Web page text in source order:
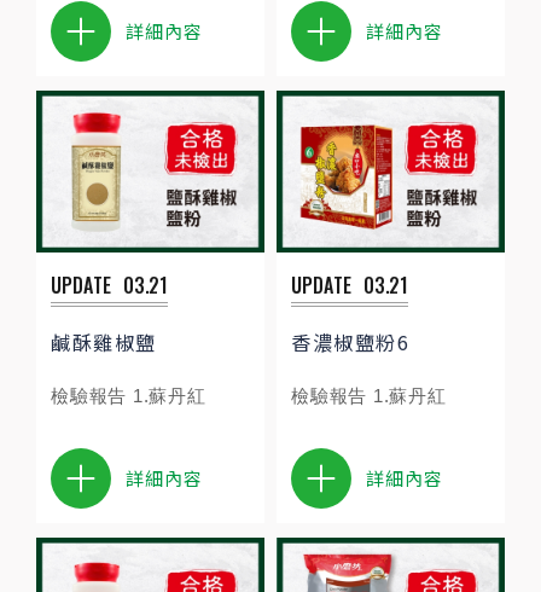
詳細內容 詳細內容
UPDATE 03.21
鹹酥雞椒鹽
檢驗報告 1.蘇丹紅
詳細內容
UPDATE 03.21
香濃椒鹽粉6
檢驗報告 1.蘇丹紅
詳細內容